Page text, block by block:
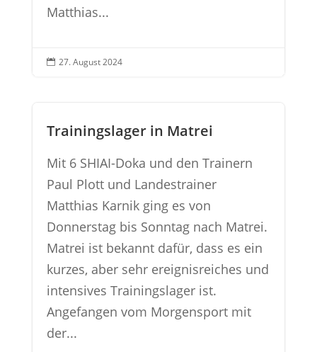
Matthias...
 27. August 2024
Trainingslager in Matrei
Mit 6 SHIAI-Doka und den Trainern
Paul Plott und Landestrainer
Matthias Karnik ging es von
Donnerstag bis Sonntag nach Matrei.
Matrei ist bekannt dafür, dass es ein
kurzes, aber sehr ereignisreiches und
intensives Trainingslager ist.
Angefangen vom Morgensport mit
der...